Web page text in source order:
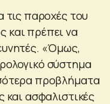
τις παροχές του
και πρέπει να
«Όμως,
σύστημα
προβλήματα
και ασφαλιστικές